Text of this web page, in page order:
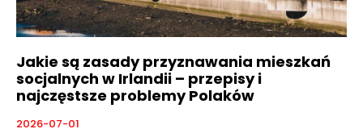
Jakie są zasady przyznawania mieszkań
socjalnych w Irlandii – przepisy i
najczęstsze problemy Polaków
2026-07-01